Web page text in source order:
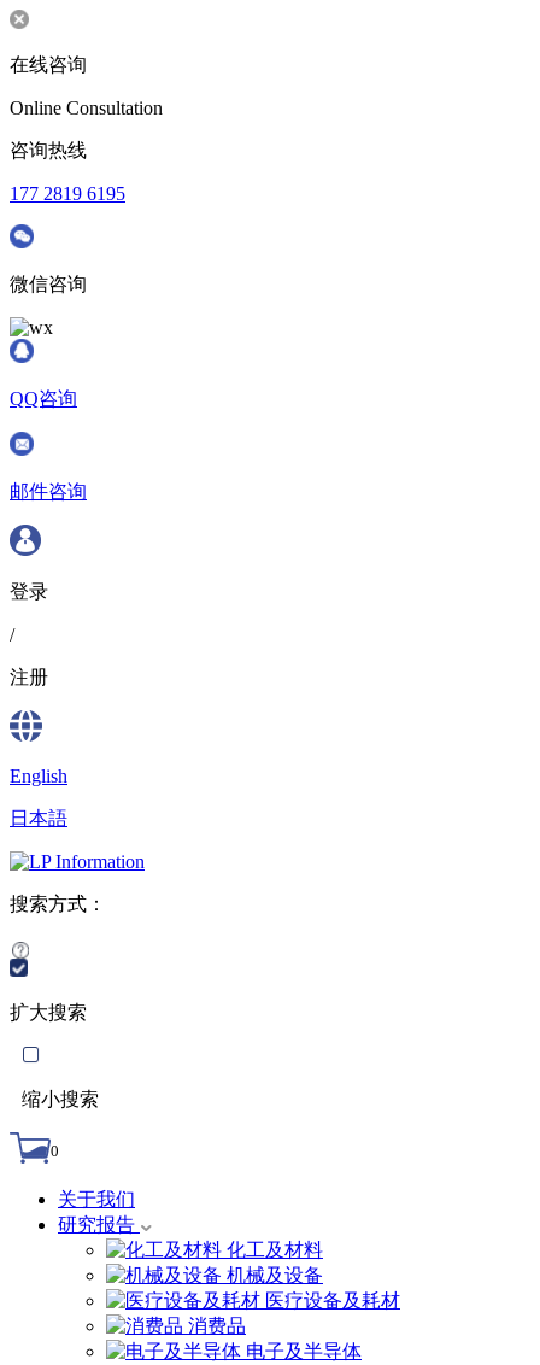
在线咨询
Online Consultation
咨询热线
177 2819 6195
微信咨询
QQ咨询
邮件咨询
登录
/
注册
English
日本語
搜索方式：
扩大搜索
缩小搜索
0
关于我们
研究报告
化工及材料
机械及设备
医疗设备及耗材
消费品
电子及半导体